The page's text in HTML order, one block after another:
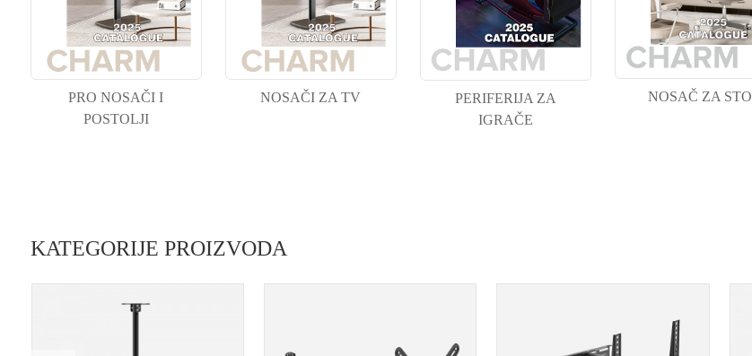
PRO NOSAČI I
POSTOLJI
NOSAČI ZA TV
PERIFERIJA ZA
IGRAČE
NOSAČ ZA STO
KATEGORIJE PROIZVODA